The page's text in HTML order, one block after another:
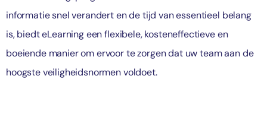
informatie snel verandert en de tijd van essentieel belang
is, biedt eLearning een flexibele, kosteneffectieve en
boeiende manier om ervoor te zorgen dat uw team aan de
hoogste veiligheidsnormen voldoet.